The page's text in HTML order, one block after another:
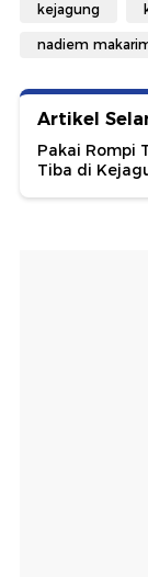
kejagung
nadiem
Artikel
Pakai Rompi
Tiba di